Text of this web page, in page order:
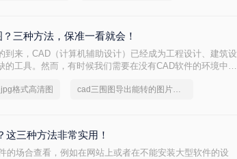
三种方法，保准一看就会！
到来，CAD（计算机辅助设计）已经成为工程设计、建筑设
的工具。然而，有时候我们需要在没有CAD软件的环境中展
清图的方法。
格式高清图 cad三围图导出能转的图片格式
这三种方法非常实用！
的场合查看，例如在网站上或者在不能安装大型软件的设